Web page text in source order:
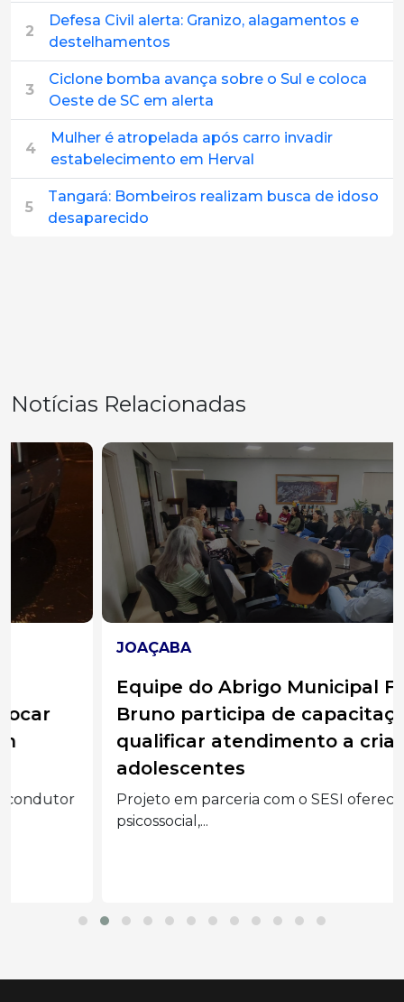
2
Defesa Civil alerta: Granizo, alagamentos e
destelhamentos
3
Ciclone bomba avança sobre o Sul e coloca
Oeste de SC em alerta
4
Mulher é atropelada após carro invadir
estabelecimento em Herval
5
Tangará: Bombeiros realizam busca de idoso
desaparecido
Notícias Relacionadas
Equipe do Abrigo Municipal Frei
Bruno participa de capacitação para
qualificar atendimento a crianças e
adolescentes
Projeto em parceria com o SESI oferece suporte